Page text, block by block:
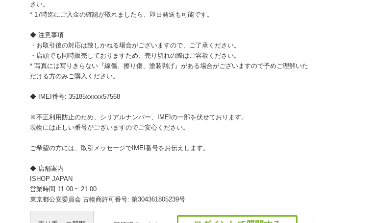
さい。
* 17時迄にご入金の確認が取れましたら、即日発送も可能です。
◆ 注意事項
・お取引後の対応は致しかねる場合がございますので、ご了承ください。
・店頭でも同時販売しておりますため、売り切れの際はご容赦ください。
* 写真には写りきらない『線傷、擦り傷、塗装剥げ』がある場合がございますので予めご理解いた
だける方のみご購入ください。
◆ IMEI番号: 35185xxxxx57568
※不正利用防止のため、シリアルナンバー、IMEIの一部を伏せております。
現物には正しい番号がございますのでご安心ください。
ご希望の方には、取引メッセージでIMEI番号をお伝えします。
◆ 店舗案内
ISHOP JAPAN
営業時間 11:00 ~ 21:00
東京都公安委員会 古物商許可番号: 第304361805239号